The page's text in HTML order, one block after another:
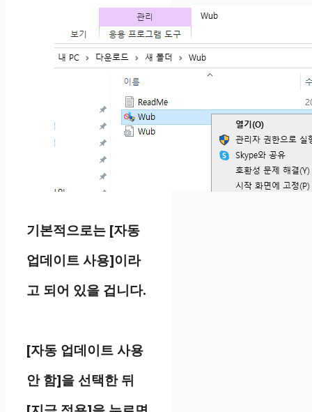
기본적으로는 [자동
업데이트 사용]이라
고 되어 있을 겁니다.
[자동 업데이트 사용
안 함]을 선택한 뒤